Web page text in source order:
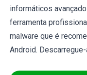
informáticos
ferramenta
malware que é
Android.